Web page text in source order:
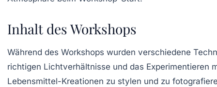
Inhalt des Workshops
Während des Workshops wurden verschiedene
richtigen Lichtverhältnisse und das Experimentieren
Lebensmittel-Kreationen zu stylen und zu